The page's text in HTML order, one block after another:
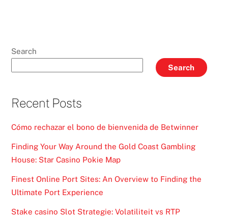
Search
Search
Recent Posts
Cómo rechazar el bono de bienvenida de Betwinner
Finding Your Way Around the Gold Coast Gambling
House: Star Casino Pokie Map
Finest Online Port Sites: An Overview to Finding the
Ultimate Port Experience
Stake casino Slot Strategie: Volatiliteit vs RTP